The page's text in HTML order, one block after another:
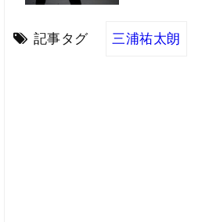
記事タグ 三浦祐太朗